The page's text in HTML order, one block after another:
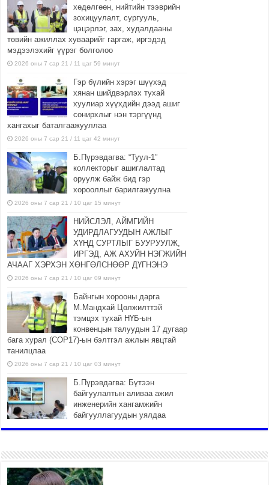
хөдөлгөөн, нийтийн тээврийн
зохицуулалт, сургууль,
цэцэрлэг, зах, худалдааны
төвийн ажиллах хуваарийг гаргаж, иргэдэд
мэдээлэхийг үүрэг болголоо
2026 оны 7 сар 21 / 11 цаг 59 минут
Гэр бүлийн хэрэг шүүхэд
хянан шийдвэрлэх тухай
хуулиар хүүхдийн дээд ашиг
сонирхлыг нэн тэргүүнд
хангахыг баталгаажууллаа
2026 оны 7 сар 21 / 11 цаг 42 минут
Б.Пүрэвдагва: “Туул-1”
коллекторыг ашиглалтад
оруулж байж бид гэр
хорооллыг барилгажуулна
2026 оны 7 сар 21 / 10 цаг 15 минут
НИЙСЛЭЛ, АЙМГИЙН
УДИРДЛАГУУДЫН АЖЛЫГ
ХҮНД СУРТЛЫГ БУУРУУЛЖ,
ИРГЭД, АЖ АХУЙН НЭГЖИЙН
АЧААГ ХЭРХЭН ХӨНГӨЛСНӨӨР ДҮГНЭНЭ
2026 оны 7 сар 21 / 10 цаг 09 минут
Байнгын хорооны дарга
М.Мандхай Цөлжилттэй
тэмцэх тухай НҮБ-ын
конвенцын талуудын 17 дугаар
бага хурал (СОР17)-ын бэлтгэл ажлын явцтай
танилцлаа
2026 оны 7 сар 21 / 10 цаг 03 минут
Б.Пүрэвдагва: Бүтээн
байгуулалтын аливаа ажил
инженерийн хангамжийн
байгууллагуудын уялдаа
холбоогүйгээс саатах ёсгүй
“Сэлбэ 20 минутын хот”
төслийн анхны 12 давхар
барилгын үндсэн карказ,